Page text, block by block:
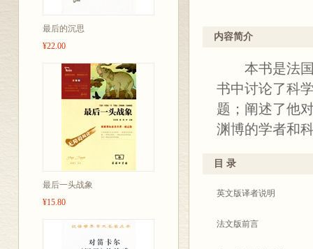
最后的沉思
¥22.00
最后一头战象
¥15.80
商务
到对这位伟大人物的敬意
用对昂利•彭加勒著作
述恐怕都不会增加这位
G
内容简介
本书是法国
书中讨论了科
题；阐述了他
渊博的学者和
目 录
英文版译者说明
法文版前言